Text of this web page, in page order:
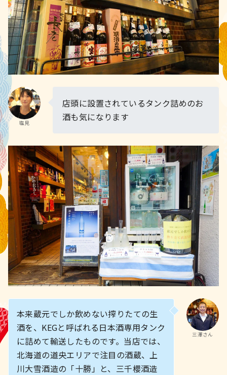
塩見
店頭に設置されているタンク詰めのお
酒も気になります
三澤さん
本来蔵元でしか飲めない搾りたての生
酒を、KEGと呼ばれる日本酒専用タンク
に詰めて輸送したものです。当店では、
北海道の道央エリアで注目の酒蔵、上
川大雪酒造の「十勝」と、三千櫻酒造